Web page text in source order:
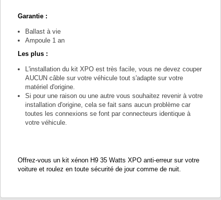
Garantie :
Ballast à vie
Ampoule 1 an
Les plus :
L'installation du kit XPO est très facile, vous ne devez couper
AUCUN câble sur votre véhicule tout s'adapte sur votre
matériel d'origine.
Si pour une raison ou une autre vous souhaitez revenir à votre
installation d'origine, cela se fait sans aucun problème car
toutes les connexions se font par connecteurs identique à
votre véhicule.
Offrez-vous un kit xénon H9 35 Watts XPO anti-erreur sur votre
voiture et roulez en toute sécurité de jour comme de nuit.